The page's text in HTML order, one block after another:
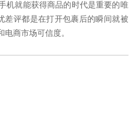
机就能获得商品的时代是重要的唯
差评都是在打开包裹后的瞬间就被
电商市场可信度。